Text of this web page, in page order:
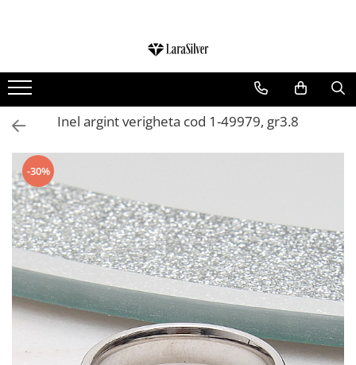
CERCEI ARGINT
BRATARI ARGINT
COLIERE ARGINT
LANTISOARE ARGINT
CRUCIULITE SI ICONITE ARGINT
PANDANTIVE ARGINT
BROSE ARGINT
VERIGHETE ARGINT
BIJUTERII ARGINT PENTRU COPII
BIJUTERII ARGINT PENTRU BARBATI
INELE ARGINT
marime reglabila
Inel argint verigheta cod 1-49979, gr3.8
-30%